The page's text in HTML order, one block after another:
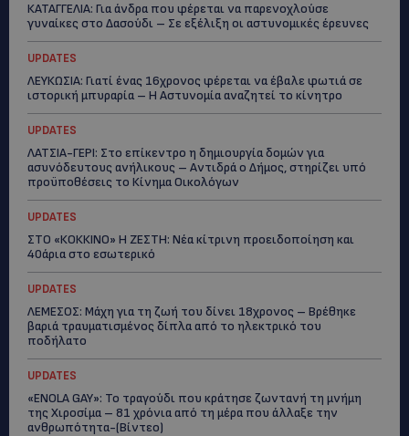
ΚΑΤΑΓΓΕΛΙΑ: Για άνδρα που φέρεται να παρενοχλούσε
γυναίκες στο Δασούδι – Σε εξέλιξη οι αστυνομικές έρευνες
UPDATES
ΛΕΥΚΩΣΙΑ: Γιατί ένας 16χρονος φέρεται να έβαλε φωτιά σε
ιστορική μπυραρία – Η Αστυνομία αναζητεί το κίνητρο
UPDATES
ΛΑΤΣΙΑ-ΓΕΡΙ: Στο επίκεντρο η δημιουργία δομών για
ασυνόδευτους ανήλικους – Αντιδρά ο Δήμος, στηρίζει υπό
προϋποθέσεις το Κίνημα Οικολόγων
UPDATES
ΣΤΟ «ΚΟΚΚΙΝΟ» Η ΖΕΣΤΗ: Νέα κίτρινη προειδοποίηση και
40άρια στο εσωτερικό
UPDATES
ΛΕΜΕΣΟΣ: Μάχη για τη ζωή του δίνει 18χρονος – Βρέθηκε
βαριά τραυματισμένος δίπλα από το ηλεκτρικό του
ποδήλατο
UPDATES
«ENOLA GAY»: Το τραγούδι που κράτησε ζωντανή τη μνήμη
της Χιροσίμα – 81 χρόνια από τη μέρα που άλλαξε την
ανθρωπότητα-(Bίντεο)